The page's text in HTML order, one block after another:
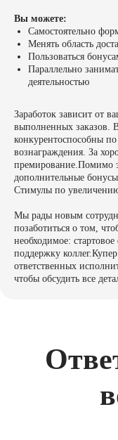
Вы можете:
Самостоятельно
Менять область
Пользоваться
Параллельно
деятельностью
Заработок зависит от
выполненных заказов.
конкурентоспособны
вознаграждения. За
премирование.Помимо
дополнительные
Стимулы по
Мы рады новым
позаботиться о том,
необходимое:
поддержку
ответственных
чтобы обсудить все